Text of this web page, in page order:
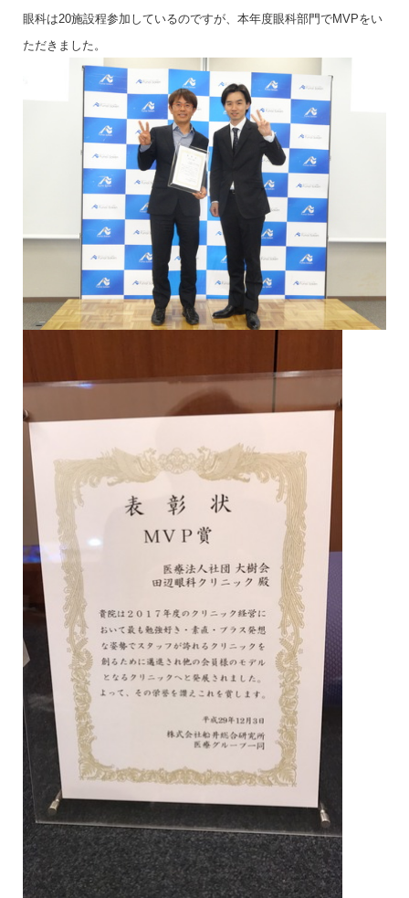
眼科は20施設程参加しているのですが、本年度眼科部門でMVPをい
ただきました。